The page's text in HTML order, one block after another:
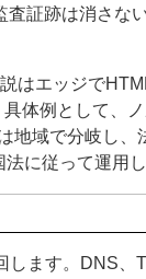
証跡は消さな
はエッジで
体例として、
地域で分岐し、
に従って運用し
します。DNS、